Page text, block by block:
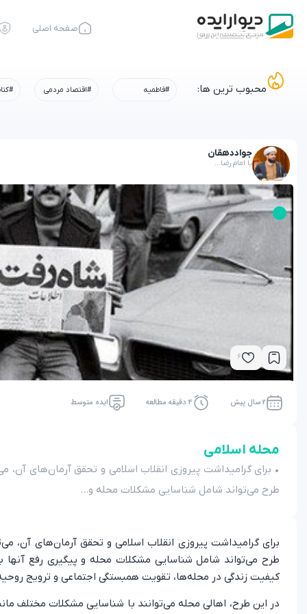
صفحه اصلی
محبوب ترین ها: #فاطمیه #اقتصاد مردمی
جواددهقان
یا امام رضا...
6
2 سال پیش 4 دقیقه مطالعه ایده متوسط
محله اسلامی
• برای گرامیداشت پیروزی انقلاب اسلامی و تحقق آرمان‌های
طرح می‌تواند شامل شناسایی مشکلات محله و...
برای گرامیداشت پیروزی انقلاب اسلامی و تحقق آرمان‌های آن،
طرح می‌تواند شامل شناسایی مشکلات محله و پیگیری رفع آنها
کیفیت زندگی در محله‌ها، تقویت همبستگی اجتماعی و ترویج
در این طرح، اهالی محله می‌توانند با شناسایی مشکلات